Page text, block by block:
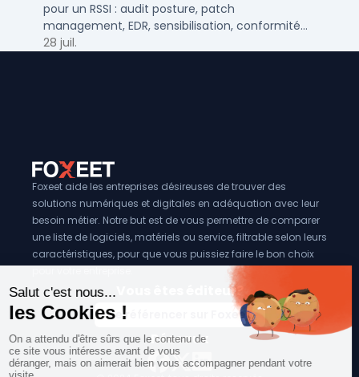
pour un RSSI : audit posture, patch
management, EDR, sensibilisation, conformité
NIS2 et plan de continuité.
28 juil.
Foxeet aide les entreprises désireuses de trouver des
solutions numériques et digitales en adéquation avec leur
besoin métier. Notre but est de vous permettre de comparer
une liste de logiciels, matériels ou service, filtrable selon leurs
caractéristiques, pour que vous puissiez faire le bon choix
Vous êtes éditeur?
Se référencer sur Foxeet
Réseaux